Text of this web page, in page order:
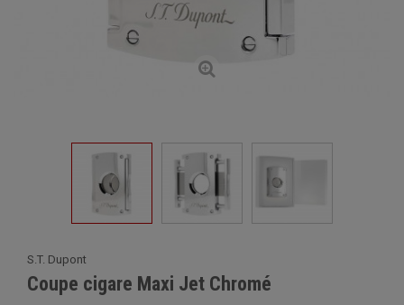
S.T. Dupont
Coupe cigare Maxi Jet Chromé